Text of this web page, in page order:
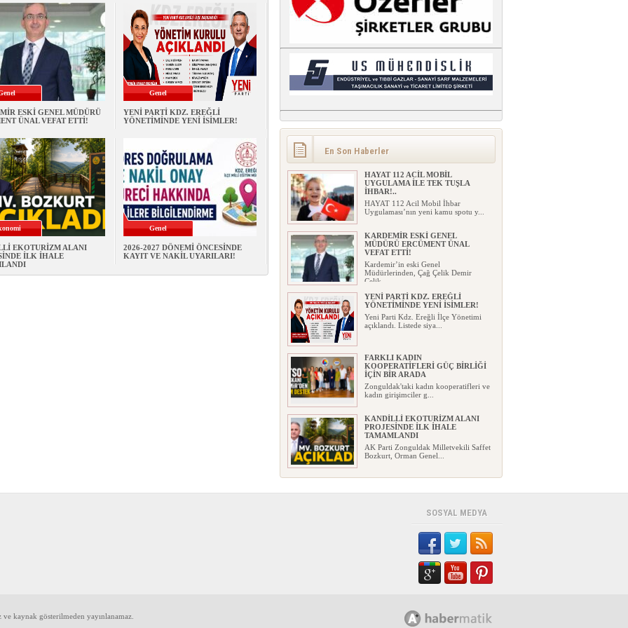
ESKİ GENEL MÜDÜRÜ
ÜNAL VEFAT ETTİ!
Genel
YENİ PARTİ KDZ. EREĞLİ
YÖNETİMİNDE YENİ İSİMLER!
EKOTURİZM ALANI
İLK İHALE
Genel
2026-2027 DÖNEMİ ÖNCESİNDE
KAYIT VE NAKİL UYARILARI!
En Son Haberler
HAYAT 112 ACİL MOBİL
UYGULAMA İLE TEK TUŞLA
İHBAR!..
HAYAT 112 Acil Mobil İhbar
Uygulaması’nın yeni kamu spotu y...
KARDEMİR ESKİ GENEL
MÜDÜRÜ ERCÜMENT ÜNAL
VEFAT ETTİ!
Kardemir’in eski Genel
Müdürlerinden, Çağ Çelik Demir
Çelik...
YENİ PARTİ KDZ. EREĞLİ
YÖNETİMİNDE YENİ İSİMLER!
Yeni Parti Kdz. Ereğli İlçe Yönetimi
açıklandı. Listede siya...
FARKLI KADIN
KOOPERATİFLERİ GÜÇ BİRLİĞİ
İÇİN BİR ARADA
Zonguldak'taki kadın kooperatifleri ve
kadın girişimciler g...
KANDİLLİ EKOTURİZM ALANI
PROJESİNDE İLK İHALE
TAMAMLANDI
AK Parti Zonguldak Milletvekili Saffet
Bozkurt, Orman Genel...
2026-2027 DÖNEMİ ÖNCESİNDE
Müdürlüğü, 2026-2027 eğitim ö...
TMO KABUKLU FINDIK ALIM
FİYATLARINI AÇIKLADI
Toprak Mahsulleri Ofisi (TMO),
2026/2027 dönemi kabuklu fın...
KURUCU İL YÖNETİMİ GÖREVE
SOSYAL MEDYA
kaynak gösterilmeden yayınlanamaz.